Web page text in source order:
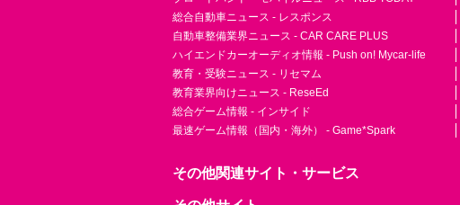
総合自動車ニュース - レスポンス
自動車整備業界ニュース - CAR CARE PLUS
ハイエンドカーオーディオ情報 - Push on! Mycar-life
教育・受験ニュース - リセマム
教育業界向けニュース - ReseEd
総合ゲーム情報 - インサイド
最速ゲーム情報（国内・海外） - Game*Spark
その他関連サイト・サービス